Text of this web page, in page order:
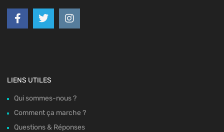
LIENS UTILES
Qui sommes-nous ?
Comment ça marche ?
Questions & Réponses